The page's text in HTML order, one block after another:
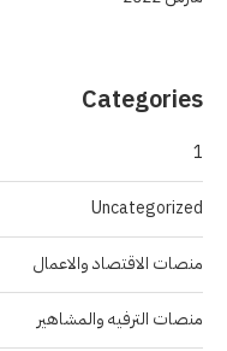
Categories
1
Uncategorized
منصات الاقتصاد والاعمال
منصات الترفيه والمشاهير